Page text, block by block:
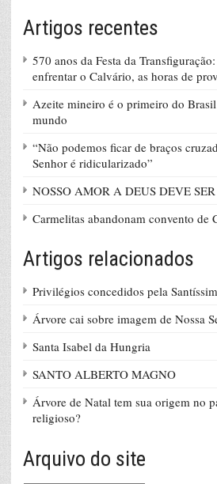
Artigos recentes
570 anos da Festa da
enfrentar o Calvário, as horas de
Azeite mineiro é o primeiro do
mundo
“Não podemos ficar de braços
Senhor é ridicularizado”
NOSSO AMOR A DEUS DEVE
Carmelitas abandonam convento de
Artigos relacionados
Privilégios concedidos pela
Árvore cai sobre imagem de Nossa
Santa Isabel da Hungria
SANTO ALBERTO MAGNO
Árvore de Natal tem sua origem no
religioso?
Arquivo do site